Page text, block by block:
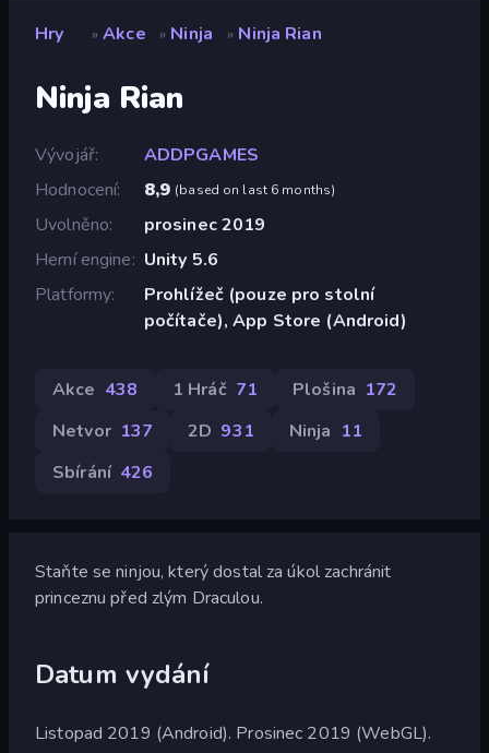
Hry » Akce » Ninja » Ninja Rian
Ninja Rian
Vývojář
ADDPGAMES
Hodnocení
8,9 (based on last 6 months)
Uvolněno
prosinec 2019
Herní engine
Unity 5.6
Platformy
Prohlížeč (pouze pro stolní
počítače), App Store (Android)
Akce 438 1 Hráč 71 Plošina 172
Netvor 137 2D 931 Ninja 11
Sbírání 426
Staňte se ninjou, který dostal za úkol zachránit
princeznu před zlým Draculou.
Datum vydání
Listopad 2019 (Android). Prosinec 2019 (WebGL).